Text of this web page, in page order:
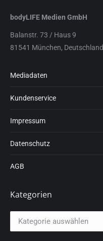
bodyLIFE Medien GmbH
Balanstr. 73 / Haus 9
81541 München, Deutschland
Mediadaten
Kundenservice
Impressum
Datenschutz
AGB
Kategorien
Kategorien